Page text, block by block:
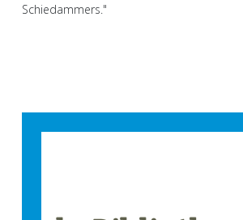
Schiedammers."